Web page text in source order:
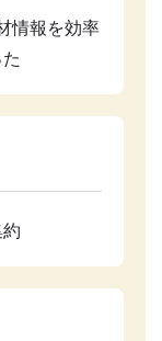
情報を効率